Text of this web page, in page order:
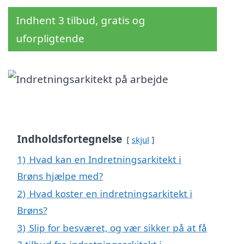
Indhent 3 tilbud, gratis og
uforpligtende
Indholdsfortegnelse skjul
1) Hvad kan en Indretningsarkitekt i
Brøns hjælpe med?
2) Hvad koster en indretningsarkitekt i
Brøns?
3) Slip for besværet, og vær sikker på at få